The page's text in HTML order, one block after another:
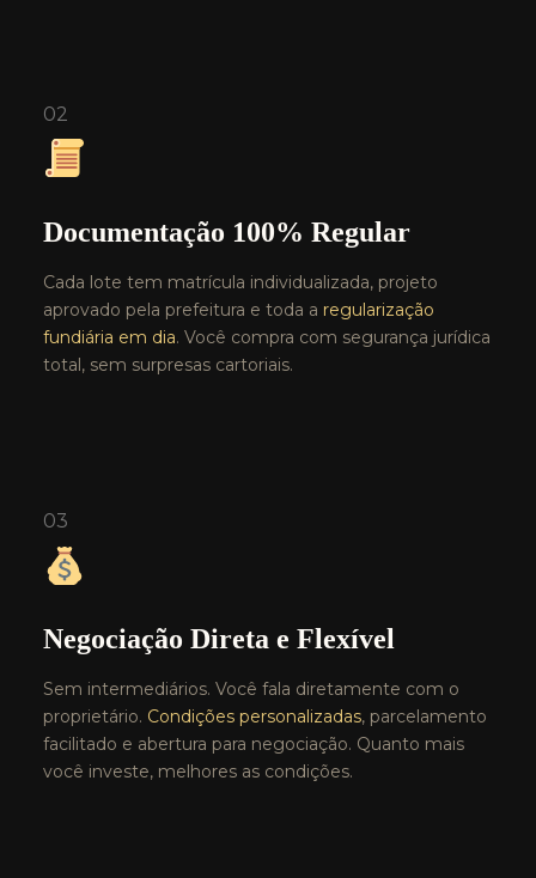
02
Documentação 100% Regular
Cada lote tem matrícula individualizada, projeto
aprovado pela prefeitura e toda a regularização
fundiária em dia. Você compra com segurança jurídica
total, sem surpresas cartoriais.
03
Negociação Direta e Flexível
Sem intermediários. Você fala diretamente com o
proprietário. Condições personalizadas, parcelamento
facilitado e abertura para negociação. Quanto mais
você investe, melhores as condições.